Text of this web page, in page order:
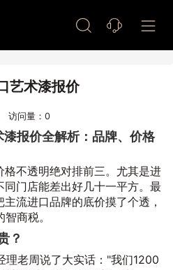
艺术漆报价
访问量： 0
报价全解析：品牌、价格
不透明绝对排前三。尤其是进
门店能差出好几十一平方。最
流进口品牌的底价摸了个透，
商税。
？
理老周说了大实话："我们1200